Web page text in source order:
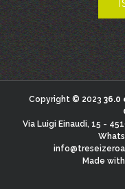
Copyright © 2023 36.0
Via Luigi Einaudi, 15 -
Made with